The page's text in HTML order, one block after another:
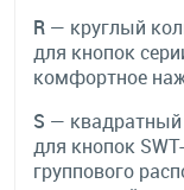
R — круглый
для кнопок
комфортное
S — квадратный
для кнопок
группового